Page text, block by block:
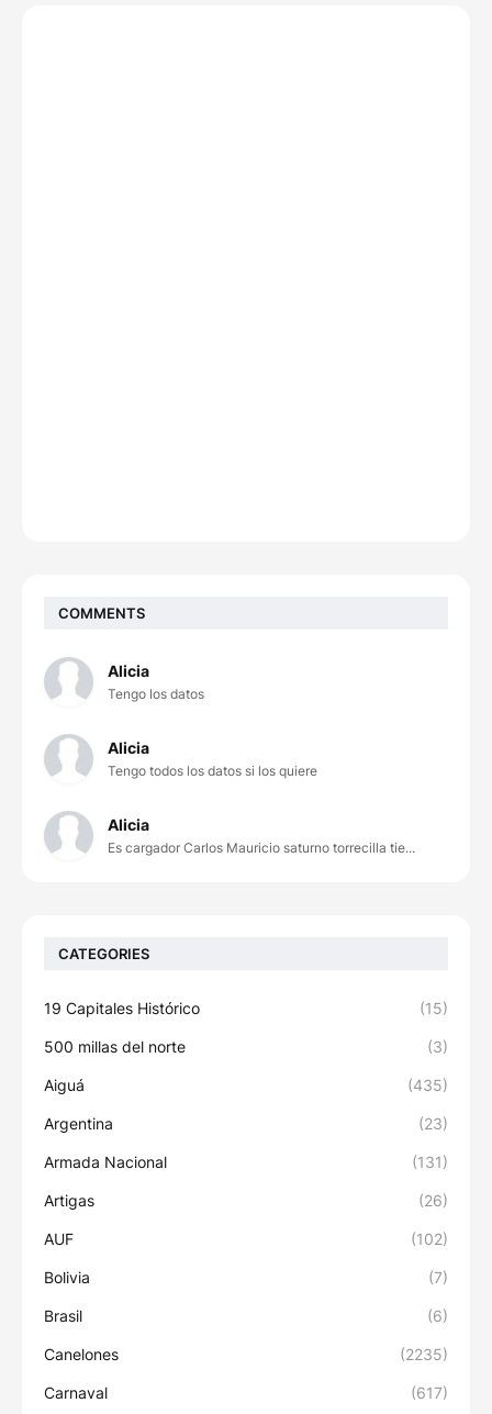
COMMENTS
Alicia
Tengo los datos
Alicia
Tengo todos los datos si los quiere
Alicia
Es cargador Carlos Mauricio saturno torrecilla tie...
CATEGORIES
19 Capitales Histórico (15)
500 millas del norte (3)
Aiguá (435)
Argentina (23)
Armada Nacional (131)
Artigas (26)
AUF (102)
Bolivia (7)
Brasil (6)
Canelones (2235)
Carnaval (617)